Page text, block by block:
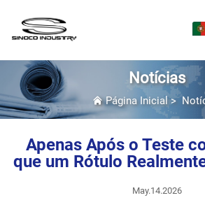
Notícias
Página Inicial>
Apenas Após o Teste
que um Rótulo
May.14.2026